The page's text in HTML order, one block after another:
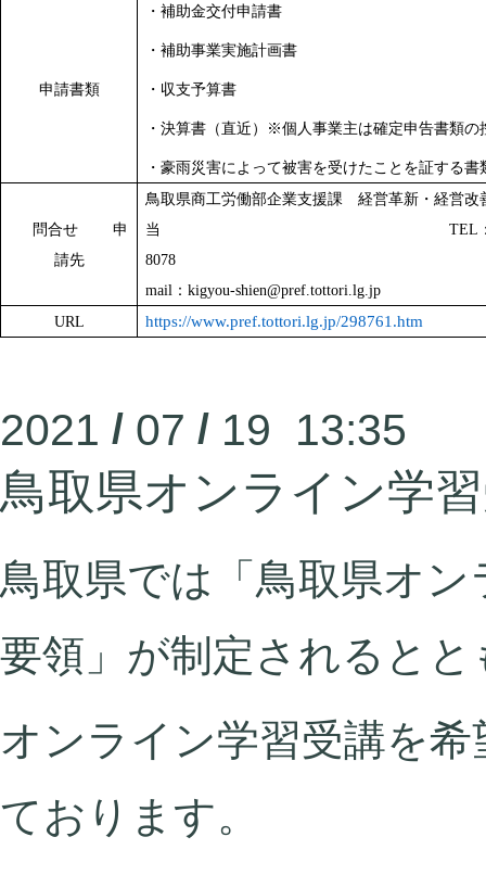
申請書類
・補助金交付申請書
・補助事業実施計画書
・収支予算書
・決算書（直近）※個人事業主は確定申告書類の
・豪雨災害によって被害を受けたことを証する書
問合せ 申
請先
鳥取県商工労働部企業支援課 経営革新・経営改
当 TEL
8078
mail ： kigyou-shien@pref.tottori.lg.jp
URL
https://www.pref.tottori.lg.jp/298761.htm
2021 / 07 / 19 13:35
鳥取県オンライン学
鳥取県では「鳥取県オ
要領」が制定されるとと
オンライン学習受講を
ております。